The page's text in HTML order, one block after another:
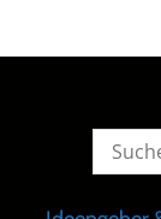
Suche